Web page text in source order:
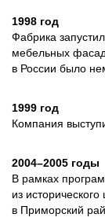
1998 год
Фабрика
мебельных
в России было
1999 год
Компания
2004–2005 годы
В рамках
из
в Приморский